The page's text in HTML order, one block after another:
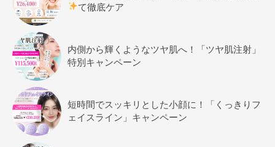
て徹底ケア
内側から輝くようなツヤ肌へ！「ツヤ肌注射」
特別キャンペーン
短時間でスッキリとした小顔に！「くっきりフ
ェイスライン」キャンペーン